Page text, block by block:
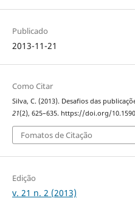
Publicado
2013-11-21
Como Citar
Silva, C. (2013). Desafios das
21(2), 625–635. https://doi.org/
Fomatos de Citação
Edição
v. 21 n. 2 (2013)